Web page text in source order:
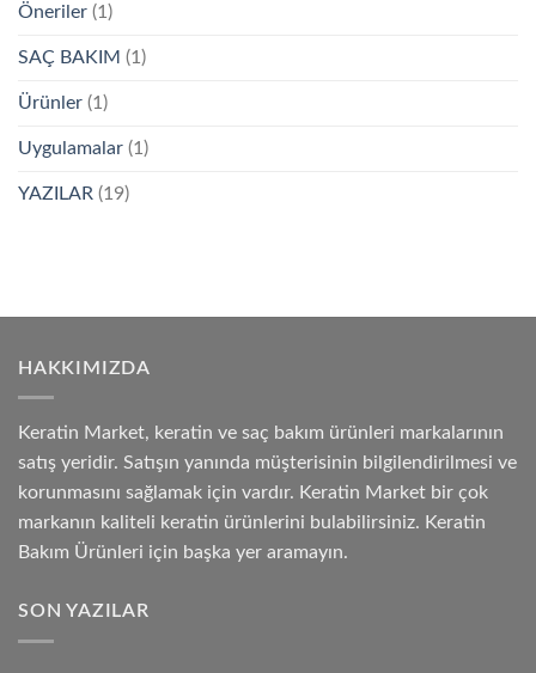
Öneriler (1)
SAÇ BAKIM (1)
Ürünler (1)
Uygulamalar (1)
YAZILAR (19)
HAKKIMIZDA
Keratin Market, keratin ve saç bakım ürünleri markalarının
satış yeridir. Satışın yanında müşterisinin bilgilendirilmesi ve
korunmasını sağlamak için vardır. Keratin Market bir çok
markanın kaliteli keratin ürünlerini bulabilirsiniz. Keratin
Bakım Ürünleri için başka yer aramayın.
SON YAZILAR